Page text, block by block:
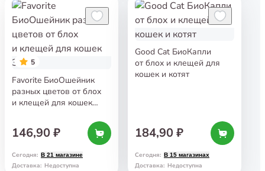
5
Favorite БиоОшейник
разных цветов от блох
и клещей для кошек
146,90 ₽
Сегодня: В 21 магазине
Доставка: Недоступна
Good Cat БиоКапли
от блох и клещей для
кошек и котят
184,90 ₽
Сегодня: В 15 магазинах
Доставка: Недоступна